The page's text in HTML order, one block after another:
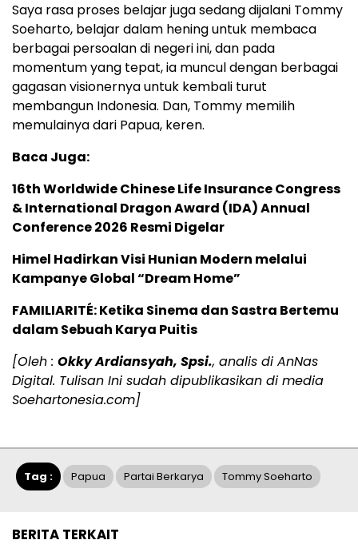
Saya rasa proses belajar juga sedang dijalani Tommy
Soeharto, belajar dalam hening untuk membaca
berbagai persoalan di negeri ini, dan pada
momentum yang tepat, ia muncul dengan berbagai
gagasan visionernya untuk kembali turut
membangun Indonesia. Dan, Tommy memilih
memulainya dari Papua, keren.
Baca Juga:
16th Worldwide Chinese Life Insurance Congress
& International Dragon Award (IDA) Annual
Conference 2026 Resmi Digelar
Himel Hadirkan Visi Hunian Modern melalui
Kampanye Global “Dream Home”
FAMILIARITÉ: Ketika Sinema dan Sastra Bertemu
dalam Sebuah Karya Puitis
[Oleh : Okky Ardiansyah, Spsi., analis di AnNas
Digital. Tulisan Ini sudah dipublikasikan di media
Soehartonesia.com]
Tag : Papua Partai Berkarya Tommy Soeharto
BERITA TERKAIT